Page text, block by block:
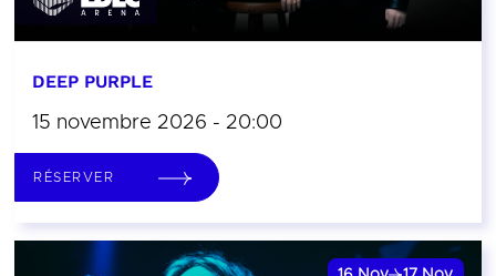
DEEP PURPLE
15 novembre 2026 - 20:00
RÉSERVER